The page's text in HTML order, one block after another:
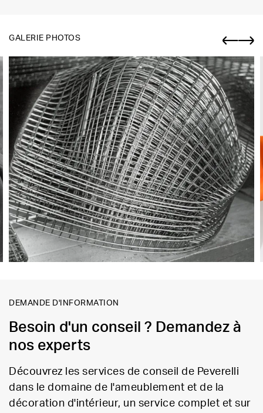
GALERIE PHOTOS
DEMANDE D'INFORMATION
Besoin d'un conseil ? Demandez à
nos experts
Découvrez les services de conseil de Peverelli
dans le domaine de l'ameublement et de la
décoration d'intérieur, un service complet et sur